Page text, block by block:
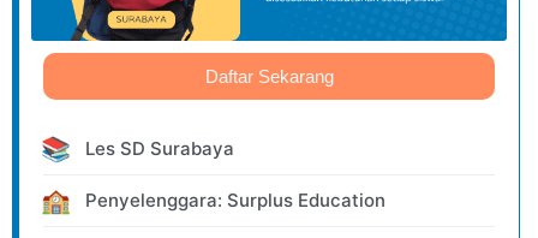
Daftar Sekarang
📚 Les SD Surabaya
🏫 Penyelenggara: Surplus Education